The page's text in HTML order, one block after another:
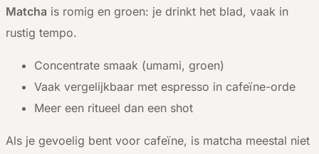
Matcha is romig en groen: je drinkt het blad, vaak in
rustig tempo.
Concentrate smaak (umami, groen)
Vaak vergelijkbaar met espresso in cafeïne-orde
Meer een ritueel dan een shot
Als je gevoelig bent voor cafeïne, is matcha meestal niet